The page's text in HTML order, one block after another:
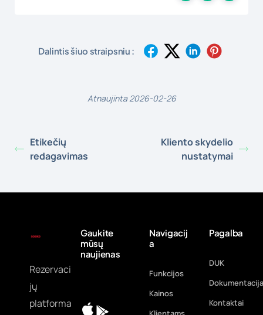
Dalintis šiuo straipsniu :
Atnaujinta 2026-02-26
Etikečių
redagavimas
Kliento skydelio
nustatymai
Rezervaci
jų
platforma
Navigacij
a
Funkcijos
Kainos
Pagalba
DUK
Dokumentacija
Kontaktai
Gaukite
mūsų
naujienas